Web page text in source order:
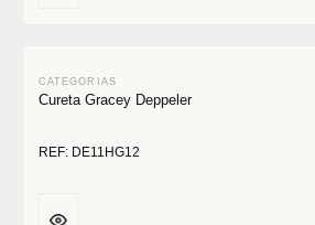
Cureta Gracey Deppeler
REF: DE11HG12